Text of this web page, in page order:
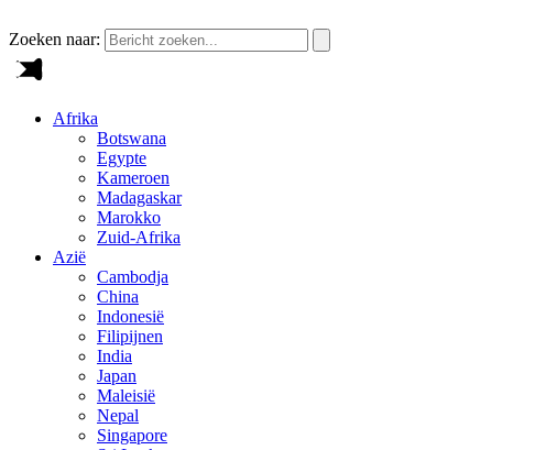
Zoeken naar:
Afrika
Botswana
Egypte
Kameroen
Madagaskar
Marokko
Zuid-Afrika
Azië
Cambodja
China
Indonesië
Filipijnen
India
Japan
Maleisië
Nepal
Singapore